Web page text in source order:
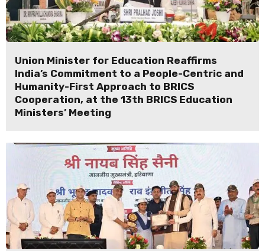
Union Minister for Education Reaffirms
India’s Commitment to a People-Centric and
Humanity-First Approach to BRICS
Cooperation, at the 13th BRICS Education
Ministers’ Meeting